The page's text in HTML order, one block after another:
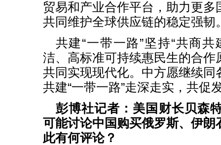
贸易和产业合作平台，助力更
共同维护全球供应链的稳定强韧
共建“一带一路”坚持“共商
洁、高标准可持续惠民生的合作
共同实现现代化。中方愿继续同
共建“一带一路”走深走实，共促
彭博社记者：美国财长贝森
可能讨论中国购买俄罗斯、伊朗
此有何评论？